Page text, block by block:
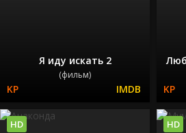
Я иду искать 2
(фильм)
HD HD